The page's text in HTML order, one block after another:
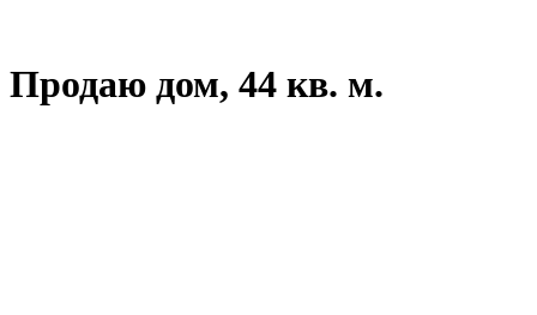
Продаю дом, 44 кв. м.